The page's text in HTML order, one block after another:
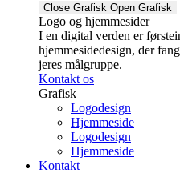
Close Grafisk Open Grafisk
Logo og hjemmesider
I en digital verden er
hjemmesidedesign, der
jeres målgruppe.
Kontakt os
Grafisk
Logodesign
Hjemmeside
Logodesign
Hjemmeside
Kontakt